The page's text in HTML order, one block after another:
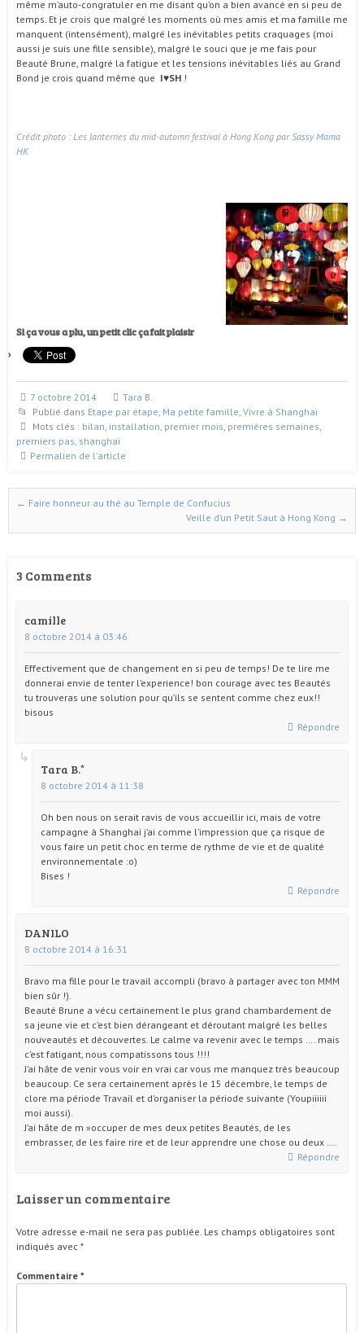
même m’auto-congratuler en me disant qu’on a bien avancé en si peu de
temps. Et je crois que malgré les moments où mes amis et ma famille me
manquent (intensément), malgré les inévitables petits craquages (moi
aussi je suis une fille sensible), malgré le souci que je me fais pour
Beauté Brune, malgré la fatigue et les tensions inévitables liés au Grand
Bond je crois quand même que I♥SH !
Crédit photo : Les lanternes du mid-automn festival à Hong Kong parSassy Mama
HK
Si ça vous a plu, un petit clic ça fait plaisir
7 octobre 2014
Tara B.
Publié dans Etape par étape, Ma petite famille, Vivre à Shanghai
Mots clés : bilan, installation, premier mois, premières semaines,
premiers pas, shanghaï
Permalien de l'article
Naviguer dans les articles
← Faire honneur au thé au Temple de Confucius
Veille d’un Petit Saut à Hong Kong →
3 Comments
camille
8 octobre 2014 à 03:46
Effectivement que de changement en si peu de temps! De te lire me
donnerai envie de tenter l’experience! bon courage avec tes Beautés
tu trouveras une solution pour qu’ils se sentent comme chez eux!!
bisous
Répondre
Tara B.
8 octobre 2014 à 11:38
Oh ben nous on serait ravis de vous accueillir ici, mais de votre
campagne à Shanghai j’ai comme l’impression que ça risque de
vous faire un petit choc en terme de rythme de vie et de qualité
environnementale :o)
Bises !
Répondre
DANILO
8 octobre 2014 à 16:31
Bravo ma fille pour le travail accompli (bravo à partager avec ton MMM
bien sûr !).
Beauté Brune a vécu certainement le plus grand chambardement de
sa jeune vie et c’est bien dérangeant et déroutant malgré les belles
nouveautés et découvertes. Le calme va revenir avec le temps …. mais
c’est fatigant, nous compatissons tous !!!!
J’ai hâte de venir vous voir en vrai car vous me manquez très beaucoup
beaucoup. Ce sera certainement après le 15 décembre, le temps de
clore ma période Travail et d’organiser la période suivante (Youpiiiiii
moi aussi).
J’ai hâte de m »occuper de mes deux petites Beautés, de les
embrasser, de les faire rire et de leur apprendre une chose ou deux ….
Répondre
Laisser un commentaire
Votre adresse e-mail ne sera pas publiée. Les champs obligatoires sont
indiqués avec *
Commentaire *